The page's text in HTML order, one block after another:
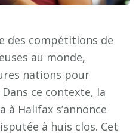
des compétitions de
au monde,
nations pour
ce contexte, la
Halifax s’annonce
à huis clos. Cet